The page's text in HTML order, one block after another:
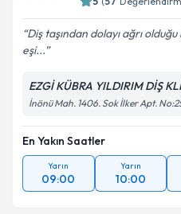
Diş taşından dolayı ağrı
eşi...
EZGİ KÜBRA YILDIRIM DİŞ
İnönü Mah. 1406. Sok İlker Apt.
En Yakın Saatler
Yarın
09:00
Yarın
10:00